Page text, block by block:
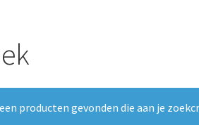
producten gevonden die aan je